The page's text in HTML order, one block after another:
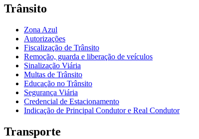
Trânsito
Zona Azul
Autorizações
Fiscalização de Trânsito
Remoção, guarda e liberação de veículos
Sinalização Viária
Multas de Trânsito
Educação no Trânsito
Segurança Viária
Credencial de Estacionamento
Indicação de Principal Condutor e Real Condutor
Transporte